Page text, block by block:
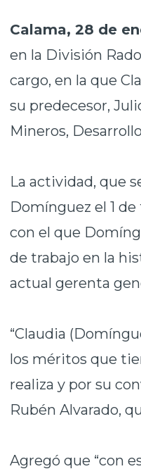
Calama, 28 de
en la División
cargo, en la que
su predecesor,
Mineros,
La actividad, que
Domínguez el 1
con el que
de trabajo en la
actual gerenta
“Claudia
los méritos que
realiza y por su
Rubén Alvarado,
Agregó que “con